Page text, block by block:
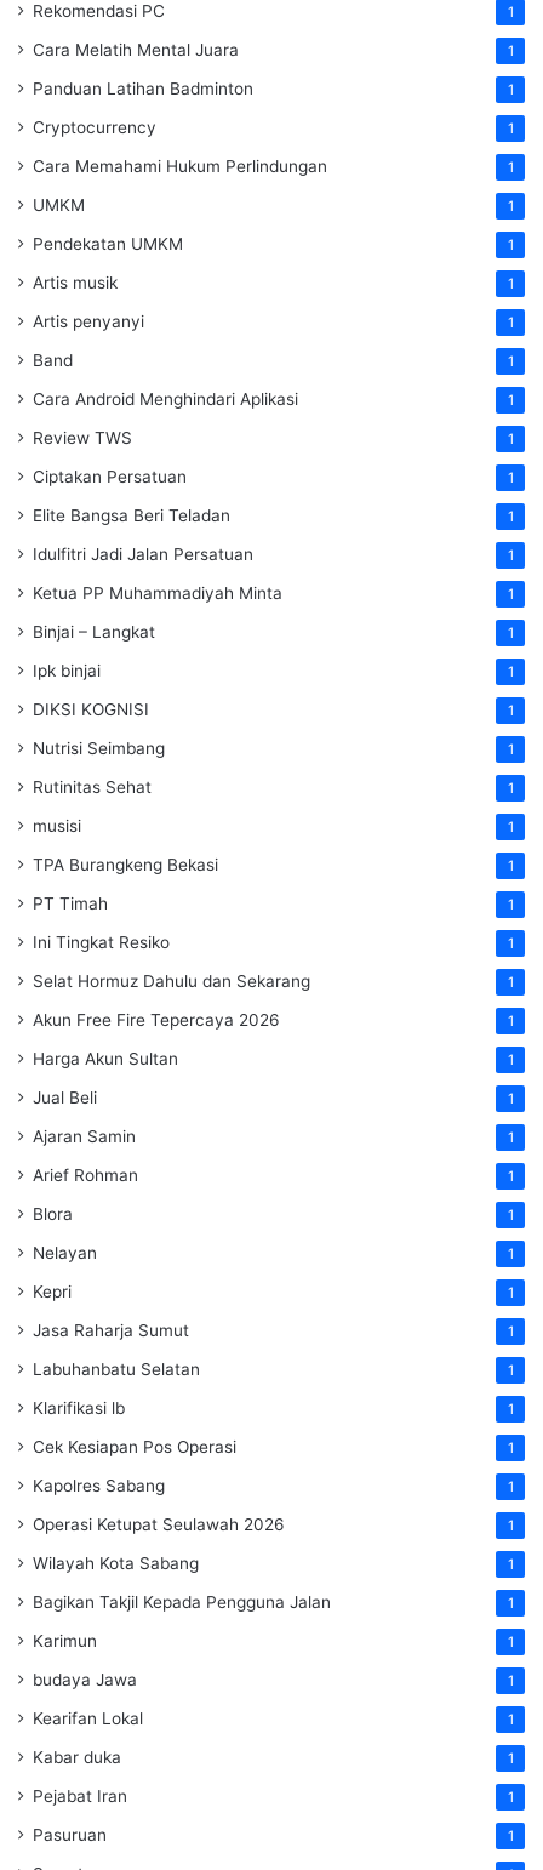
Rekomendasi PC 1
Cara Melatih Mental Juara 1
Panduan Latihan Badminton 1
Cryptocurrency 1
Cara Memahami Hukum Perlindungan 1
UMKM 1
Pendekatan UMKM 1
Artis musik 1
Artis penyanyi 1
Band 1
Cara Android Menghindari Aplikasi 1
Review TWS 1
Ciptakan Persatuan 1
Elite Bangsa Beri Teladan 1
Idulfitri Jadi Jalan Persatuan 1
Ketua PP Muhammadiyah Minta 1
Binjai – Langkat 1
Ipk binjai 1
DIKSI KOGNISI 1
Nutrisi Seimbang 1
Rutinitas Sehat 1
musisi 1
TPA Burangkeng Bekasi 1
PT Timah 1
Ini Tingkat Resiko 1
Selat Hormuz Dahulu dan Sekarang 1
Akun Free Fire Tepercaya 2026 1
Harga Akun Sultan 1
Jual Beli 1
Ajaran Samin 1
Arief Rohman 1
Blora 1
Nelayan 1
Kepri 1
Jasa Raharja Sumut 1
Labuhanbatu Selatan 1
Klarifikasi lb 1
Cek Kesiapan Pos Operasi 1
Kapolres Sabang 1
Operasi Ketupat Seulawah 2026 1
Wilayah Kota Sabang 1
Bagikan Takjil Kepada Pengguna Jalan 1
Karimun 1
budaya Jawa 1
Kearifan Lokal 1
Kabar duka 1
Pejabat Iran 1
Pasuruan 1